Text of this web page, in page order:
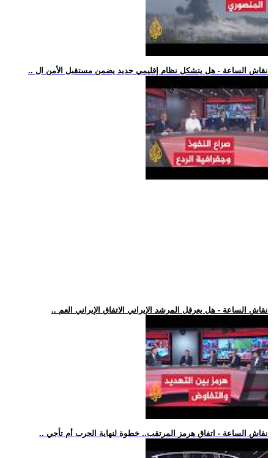
.. نقاش الساعة - هل يتشكل نظام إقليمي جديد يضمن مستقبل الأمن ال
.. نقاش الساعة - هل يعرقل المرشد الإيراني الاتفاق الإيراني العم
.. نقاش الساعة - اتفاق هرمز المرتقب.. خطوة لنهاية الحرب أم تأجي